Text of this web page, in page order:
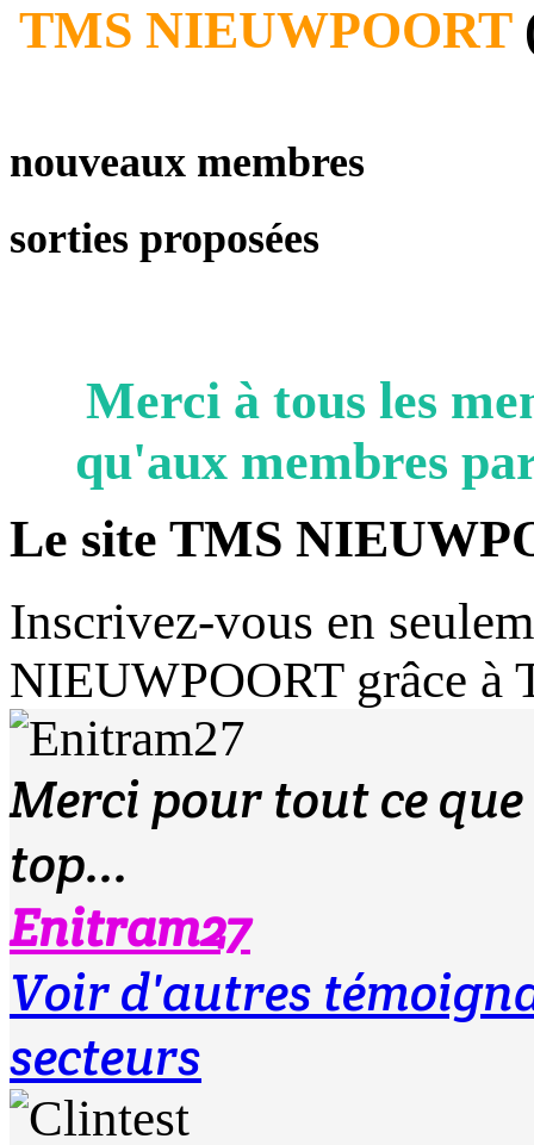
TMS NIEUWPOORT
nouveaux membres
sorties proposées
Merci à tous les
qu'aux membres
Le site TMS
Inscrivez-vous en
NIEUWPOORT grâce à
Merci pour tout ce
top...
Enitram27
Voir d'autres
secteurs